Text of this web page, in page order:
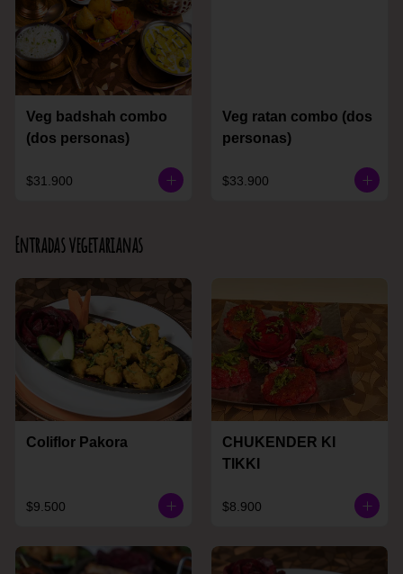
Veg badshah combo
(dos personas)
$31.900
Veg ratan combo (dos
personas)
$33.900
Entradas vegetarianas
Coliflor Pakora
$9.500
CHUKENDER KI
TIKKI
$8.900